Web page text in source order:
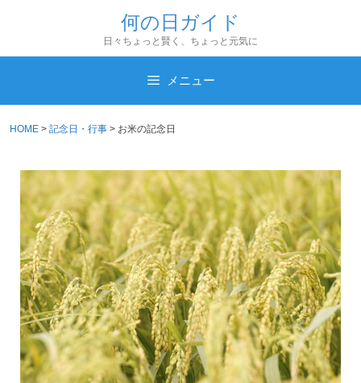
テ
何の日ガイド
日々ちょっと賢く、ちょっと元気に
メニュー
HOME > 記念日・行事 > お米の記念日